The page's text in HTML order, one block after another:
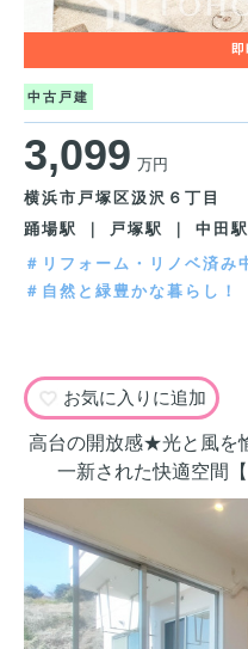
中古戸建
3,099 万円
横浜市戸塚区汲沢６丁目
踊場駅 ｜ 戸塚駅 ｜ 中田駅
＃リフォーム・リノベ済み
＃自然と緑豊かな暮らし！
お気に入りに追加
高台の開放感★光と風を
一新された快適空間